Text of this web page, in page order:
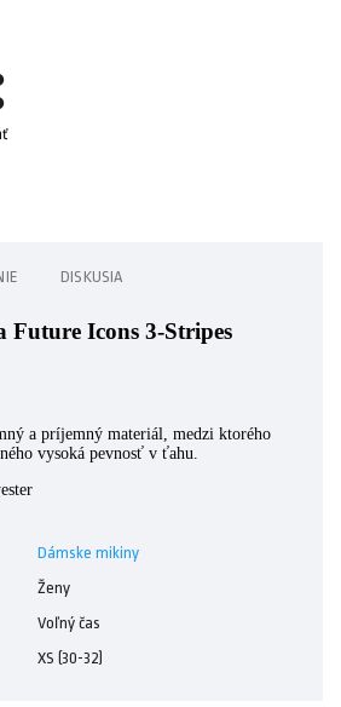
DISKUSIA
Icons 3-Stripes
a príjemný materiál, medzi ktorého
vysoká pevnosť v ťahu.
Dámske mikiny
Ženy
Voľný čas
XS (30-32)